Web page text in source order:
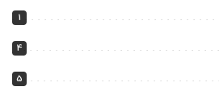
1
4
5